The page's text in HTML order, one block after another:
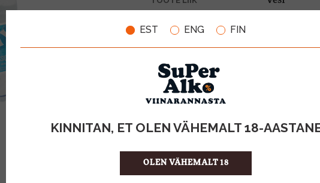
EST ENG FIN
KINNITAN, ET OLEN VÄHEMALT 18-
OLEN VÄHEMALT 18
ÜHIKU HIND
KOOD